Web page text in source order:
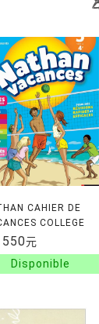
CAHIER DE
COLLEGE
EN UN
4EME
550元